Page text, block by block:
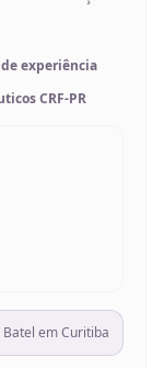
de experiência
CRF-PR
em Curitiba